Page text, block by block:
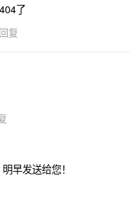
了
回复
早发送给您！